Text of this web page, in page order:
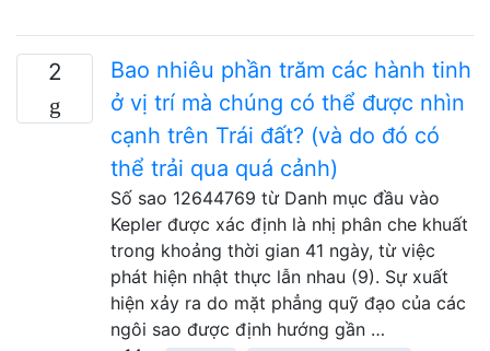
2
Bao nhiêu phần trăm các hành tinh
ở vị trí mà chúng có thể được nhìn
cạnh trên Trái đất? (và do đó có
thể trải qua quá cảnh)
Số sao 12644769 từ Danh mục đầu vào
Kepler được xác định là nhị phân che khuất
trong khoảng thời gian 41 ngày, từ việc
phát hiện nhật thực lẫn nhau (9). Sự xuất
hiện xảy ra do mặt phẳng quỹ đạo của các
ngôi sao được định hướng gần …